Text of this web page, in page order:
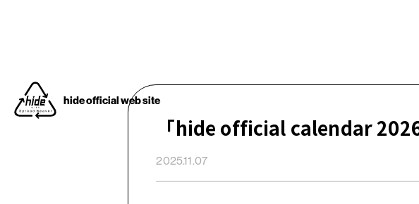
hide official web site
「hide official calendar
2025.11.07